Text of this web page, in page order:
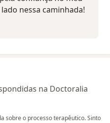
nessa caminhada!
na Doctoralia
sobre o processo terapêutico. Sinto